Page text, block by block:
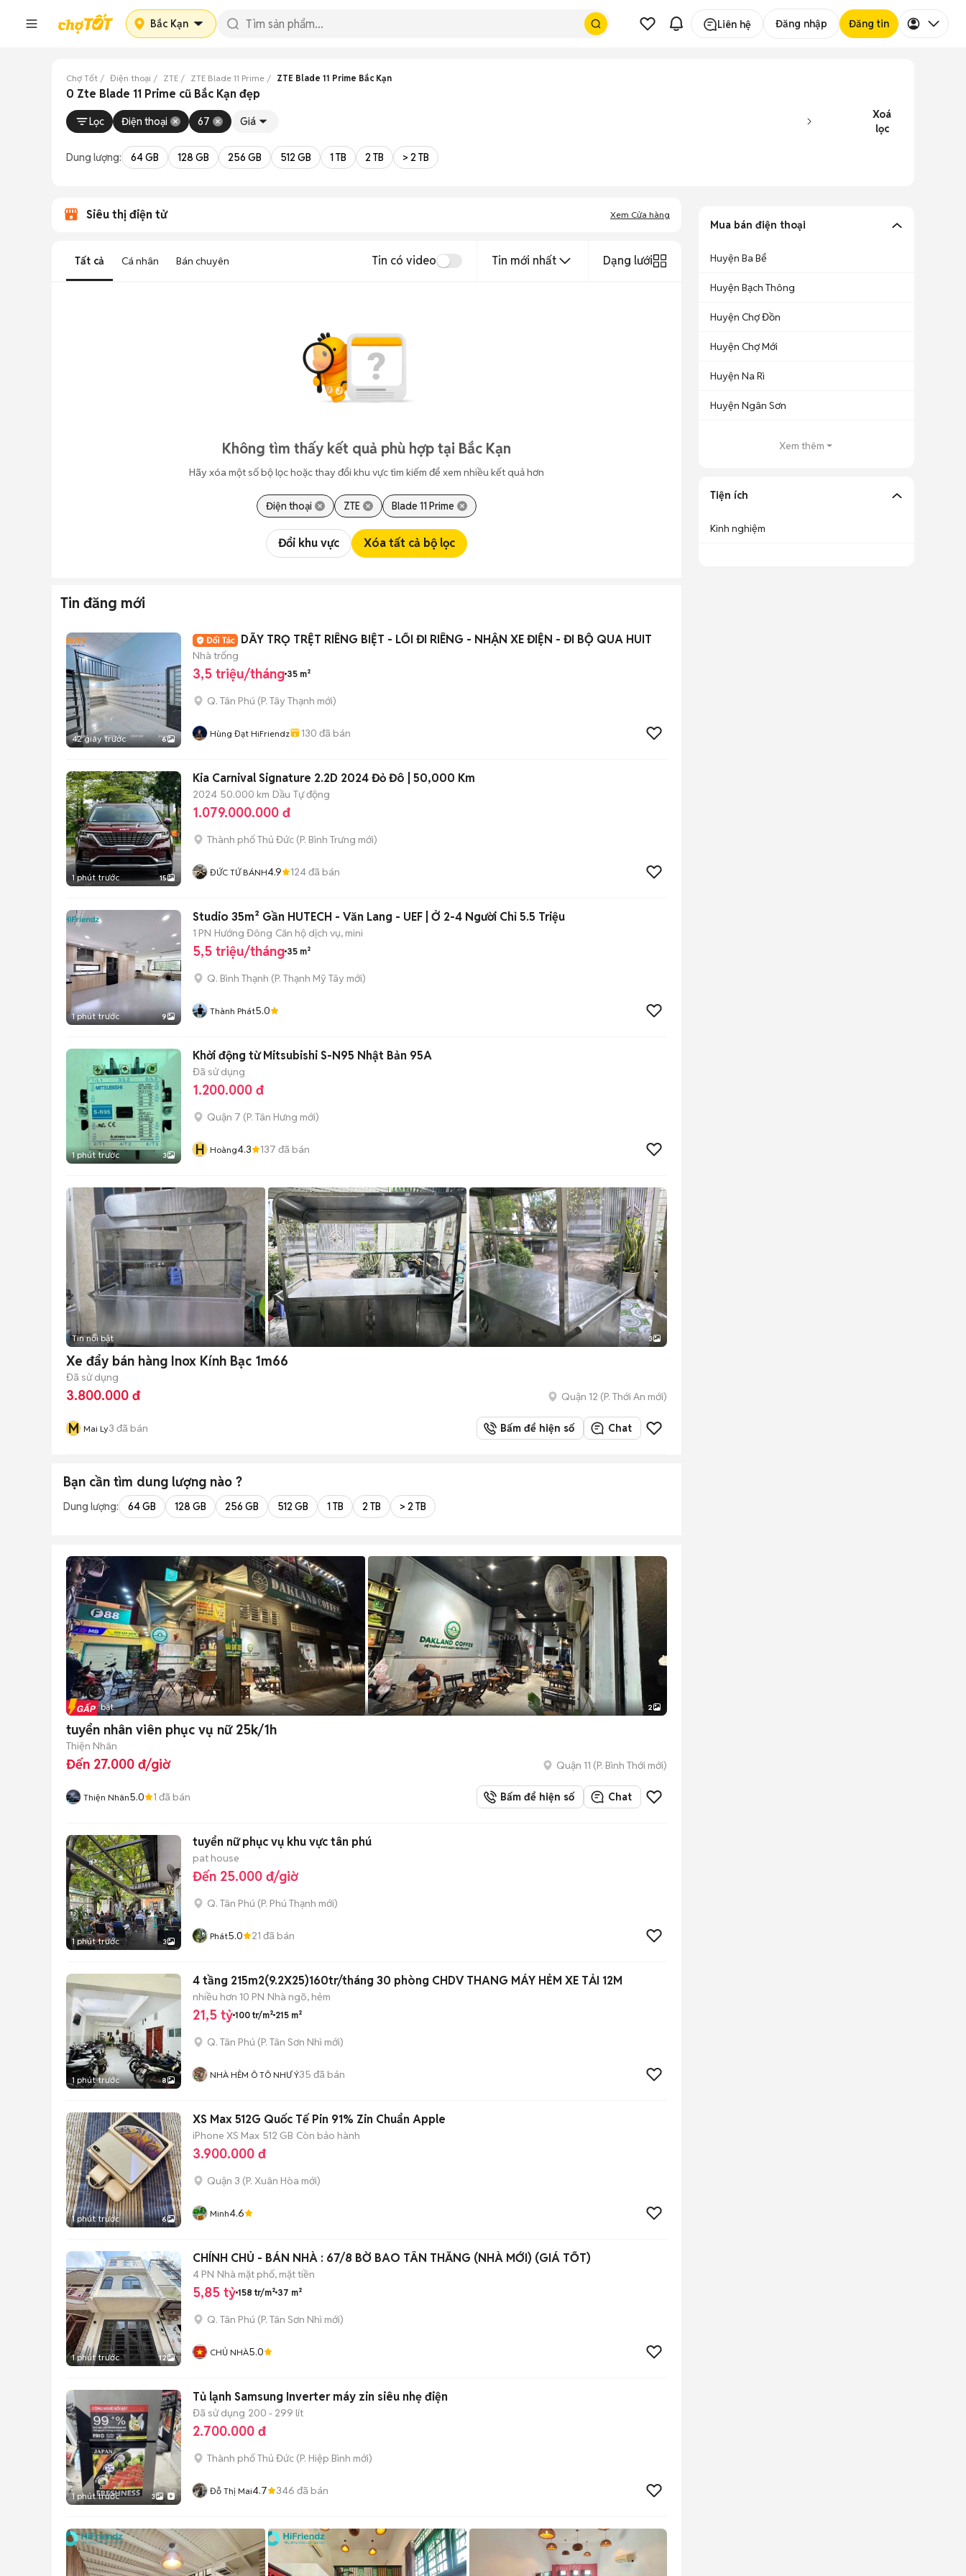
Bắc Kạn Liên hệ Đăng nhập Đăng tin
Chợ Tốt Điện thoại ZTE ZTE Blade 11 Prime ZTE Blade 11 Prime Bắc Kạn
0 Zte Blade 11 Prime cũ Bắc Kạn đẹp
Lọc Điện thoại 67 Giá
Xoá
lọc
Dung lượng: 64 GB 128 GB 256 GB 512 GB 1 TB 2 TB > 2 TB
Siêu thị điện tử Xem Cửa hàng
Tất cả Cá nhân Bán chuyên Tin có video Tin mới nhất Dạng lưới
Không tìm thấy kết quả phù hợp tại Bắc Kạn
Hãy xóa một số bộ lọc hoặc thay đổi khu vực tìm kiếm để xem nhiều kết quả hơn
Điện thoại ZTE Blade 11 Prime
Đổi khu vực Xóa tất cả bộ lọc
Tin đăng mới
42 giây trước 6
DÃY TRỌ TRỆT RIÊNG BIỆT - LỐI ĐI RIÊNG - NHẬN XE ĐIỆN - ĐI BỘ QUA HUIT
Nhà trống
3,5 triệu/tháng 35 m²
Q. Tân Phú (P. Tây Thạnh mới)
Hùng Đạt HiFriendz 130 đã bán
1 phút trước 15
Kia Carnival Signature 2.2D 2024 Đỏ Đô | 50,000 Km
2024 50.000 km Dầu Tự động
1.079.000.000 đ
Thành phố Thủ Đức (P. Bình Trưng mới)
ĐỨC TỨ BÁNH4.9 124đã bán
1 phút trước 9
Studio 35m² Gần HUTECH - Văn Lang - UEF | Ở 2-4 Người Chỉ 5.5 Triệu
1 PN Hướng Đông Căn hộ dịch vụ, mini
5,5 triệu/tháng 35 m²
Q. Bình Thạnh (P. Thạnh Mỹ Tây mới)
Thành Phát5.0
1 phút trước 3
Khởi động từ Mitsubishi S-N95 Nhật Bản 95A
Đã sử dụng
1.200.000 đ
Quận 7 (P. Tân Hưng mới)
H Hoàng4.3 137 đã bán
Tin nổi bật 3
Xe đẩy bán hàng Inox Kính Bạc 1m66
Đã sử dụng
3.800.000 đ Quận 12 (P. Thới An mới)
M Mai Ly3 đã bán Bấm để hiện số Chat
Bạn cần tìm dung lượng nào ?
Dung lượng: 64 GB 128 GB 256 GB 512 GB 1 TB 2 TB > 2 TB
Tin nổi bật 2
tuyển nhân viên phục vụ nữ 25k/1h
Thiện Nhân
Đến 27.000 đ/giờ Quận 11 (P. Bình Thới mới)
Thiện Nhân5.0 1 đã bán Bấm để hiện số Chat
1 phút trước 3
tuyển nữ phục vụ khu vực tân phú
pat house
Đến 25.000 đ/giờ
Q. Tân Phú (P. Phú Thạnh mới)
Phát5.0 21 đã bán
1 phút trước 8
4 tầng 215m2(9.2X25)160tr/tháng 30 phòng CHDV THANG MÁY HẺM XE TẢI 12M
nhiều hơn 10 PN Nhà ngõ, hẻm
21,5 tỷ 100 tr/m² 215 m²
Q. Tân Phú (P. Tân Sơn Nhì mới)
NHÀ HẺM Ô TÔ NHƯ Ý35 đã bán
1 phút trước 6
XS Max 512G Quốc Tế Pin 91% Zin Chuẩn Apple
iPhone XS Max 512 GB Còn bảo hành
3.900.000 đ
Quận 3 (P. Xuân Hòa mới)
Minh4.6
1 phút trước 12
CHÍNH CHỦ - BÁN NHÀ : 67/8 BỜ BAO TÂN THẮNG (NHÀ MỚI) (GIÁ TỐT)
4 PN Nhà mặt phố, mặt tiền
5,85 tỷ 158 tr/m² 37 m²
Q. Tân Phú (P. Tân Sơn Nhì mới)
CHỦ NHÀ5.0
1 phút trước 3
Tủ lạnh Samsung Inverter máy zin siêu nhẹ điện
Đã sử dụng 200 - 299 lít
2.700.000 đ
Thành phố Thủ Đức (P. Hiệp Bình mới)
Đỗ Thị Mai4.7 346 đã bán
Mua bán điện thoại
Huyện Ba Bể
Huyện Bạch Thông
Huyện Chợ Đồn
Huyện Chợ Mới
Huyện Na Rì
Huyện Ngân Sơn
Xem thêm
Tiện ích
Kinh nghiệm